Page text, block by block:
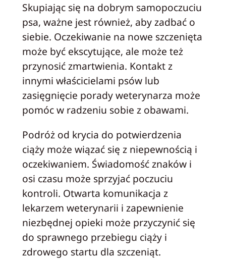
Skupiając się na dobrym samopoczuciu
psa, ważne jest również, aby zadbać o
siebie. Oczekiwanie na nowe szczenięta
może być ekscytujące, ale może też
przynosić zmartwienia. Kontakt z
innymi właścicielami psów lub
zasięgnięcie porady weterynarza może
pomóc w radzeniu sobie z obawami.
Podróż od krycia do potwierdzenia
ciąży może wiązać się z niepewnością i
oczekiwaniem. Świadomość znaków i
osi czasu może sprzyjać poczuciu
kontroli. Otwarta komunikacja z
lekarzem weterynarii i zapewnienie
niezbędnej opieki może przyczynić się
do sprawnego przebiegu ciąży i
zdrowego startu dla szczeniąt.